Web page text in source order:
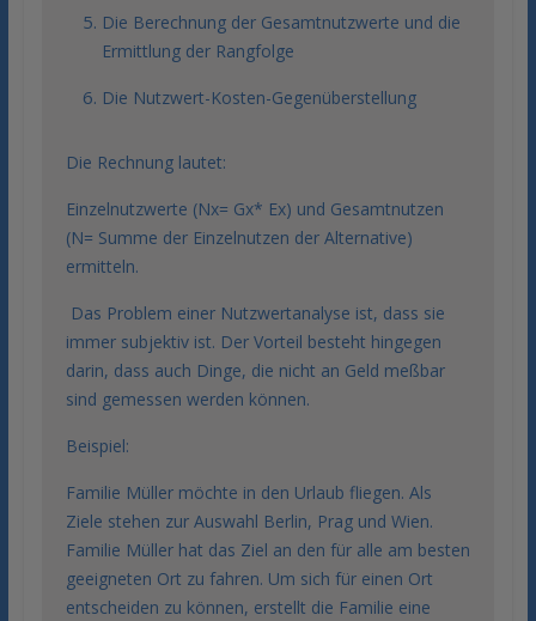
Die Berechnung der Gesamtnutzwerte und die
Ermittlung der Rangfolge
Die Nutzwert-Kosten-Gegenüberstellung
Die Rechnung lautet:
Einzelnutzwerte (Nx= Gx* Ex) und Gesamtnutzen
(N= Summe der Einzelnutzen der Alternative)
ermitteln.
Das Problem einer Nutzwertanalyse ist, dass sie
immer subjektiv ist. Der Vorteil besteht hingegen
darin, dass auch Dinge, die nicht an Geld meßbar
sind gemessen werden können.
Beispiel:
Familie Müller möchte in den Urlaub fliegen. Als
Ziele stehen zur Auswahl Berlin, Prag und Wien.
Familie Müller hat das Ziel an den für alle am besten
geeigneten Ort zu fahren. Um sich für einen Ort
entscheiden zu können, erstellt die Familie eine